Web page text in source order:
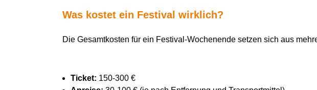
Was kostet ein Festival wirklich?
Die Gesamtkosten für ein Festival-Wochenende setzen sich aus
Ticket: 150-300 €